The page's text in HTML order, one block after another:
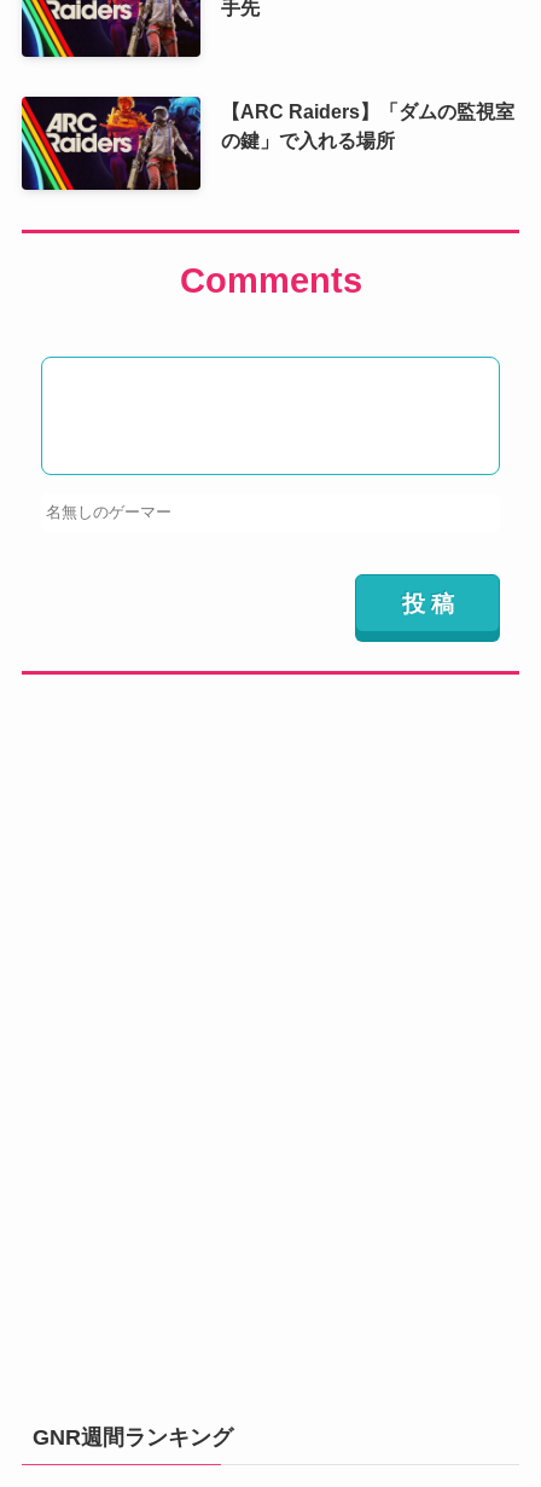
手先
【ARC Raiders】「ダムの監視室
の鍵」で入れる場所
Comments
GNR週間ランキング